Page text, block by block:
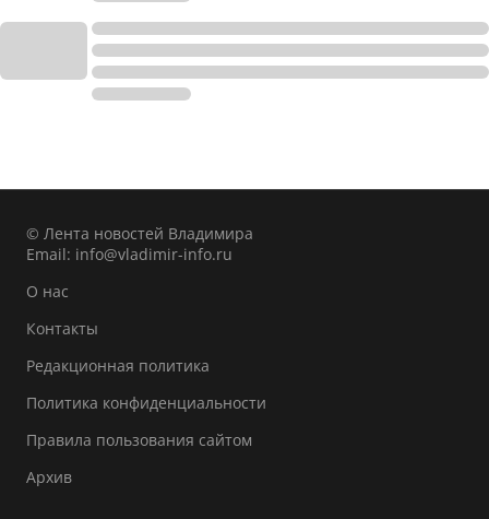
© Лента новостей Владимира
Email: info@vladimir-info.ru
О нас
Контакты
Редакционная политика
Политика конфиденциальности
Правила пользования сайтом
Архив